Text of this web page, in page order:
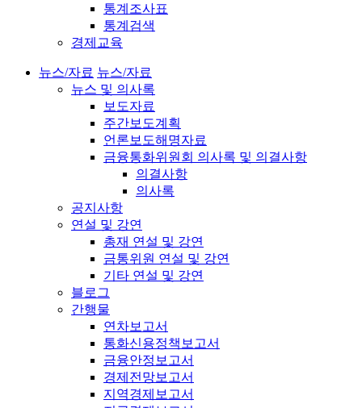
통계조사표
통계검색
경제교육
뉴스/자료 뉴스/자료
뉴스 및 의사록
보도자료
주간보도계획
언론보도해명자료
금융통화위원회 의사록 및 의결사항
의결사항
의사록
공지사항
연설 및 강연
총재 연설 및 강연
금통위원 연설 및 강연
기타 연설 및 강연
블로그
간행물
연차보고서
통화신용정책보고서
금융안정보고서
경제전망보고서
지역경제보고서